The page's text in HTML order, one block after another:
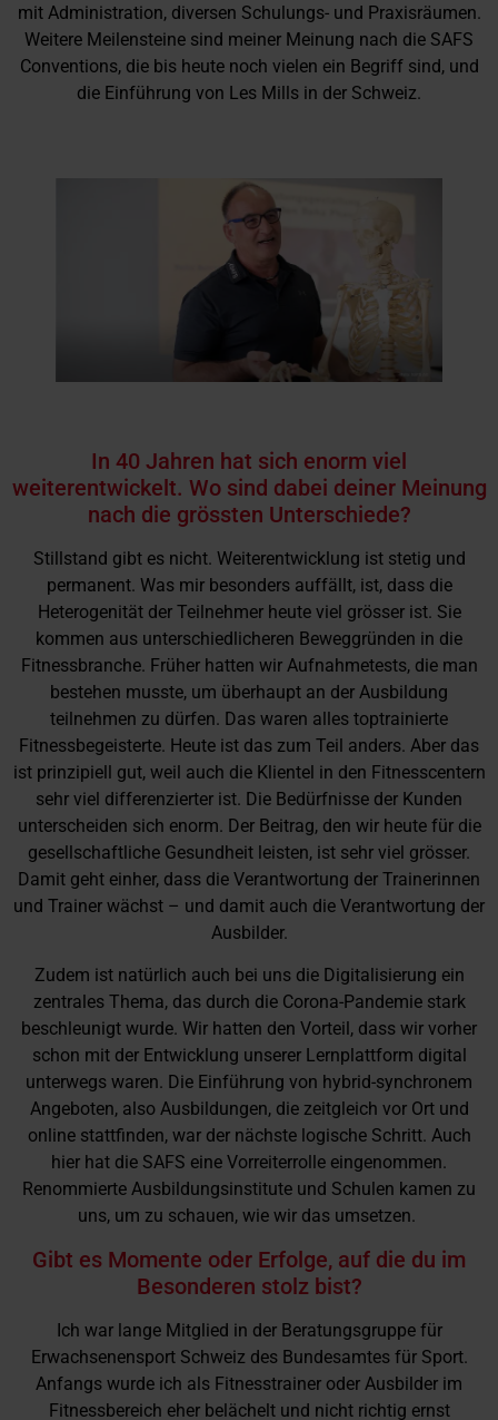
mit Administration, diversen Schulungs- und Praxisräumen.
Weitere Meilensteine sind meiner Meinung nach die SAFS
Conventions, die bis heute noch vielen ein Begriff sind, und
die Einführung von Les Mills in der Schweiz.
In 40 Jahren hat sich enorm viel
weiterentwickelt. Wo sind dabei deiner Meinung
nach die grössten Unterschiede?
Stillstand gibt es nicht. Weiterentwicklung ist stetig und
permanent. Was mir besonders auffällt, ist, dass die
Heterogenität der Teilnehmer heute viel grösser ist. Sie
kommen aus unterschiedlicheren Beweggründen in die
Fitnessbranche. Früher hatten wir Aufnahmetests, die man
bestehen musste, um überhaupt an der Ausbildung
teilnehmen zu dürfen. Das waren alles toptrainierte
Fitnessbegeisterte. Heute ist das zum Teil anders. Aber das
ist prinzipiell gut, weil auch die Klientel in den Fitnesscentern
sehr viel differenzierter ist. Die Bedürfnisse der Kunden
unterscheiden sich enorm. Der Beitrag, den wir heute für die
gesellschaftliche Gesundheit leisten, ist sehr viel grösser.
Damit geht einher, dass die Verantwortung der Trainerinnen
und Trainer wächst – und damit auch die Verantwortung der
Ausbilder.
Zudem ist natürlich auch bei uns die Digitalisierung ein
zentrales Thema, das durch die Corona-Pandemie stark
beschleunigt wurde. Wir hatten den Vorteil, dass wir vorher
schon mit der Entwicklung unserer Lernplattform digital
unterwegs waren. Die Einführung von hybrid-synchronem
Angeboten, also Ausbildungen, die zeitgleich vor Ort und
online stattfinden, war der nächste logische Schritt. Auch
hier hat die SAFS eine Vorreiterrolle eingenommen.
Renommierte Ausbildungsinstitute und Schulen kamen zu
uns, um zu schauen, wie wir das umsetzen.
Gibt es Momente oder Erfolge, auf die du im
Besonderen stolz bist?
Ich war lange Mitglied in der Beratungsgruppe für
Erwachsenensport Schweiz des Bundesamtes für Sport.
Anfangs wurde ich als Fitnesstrainer oder Ausbilder im
Fitnessbereich eher belächelt und nicht richtig ernst